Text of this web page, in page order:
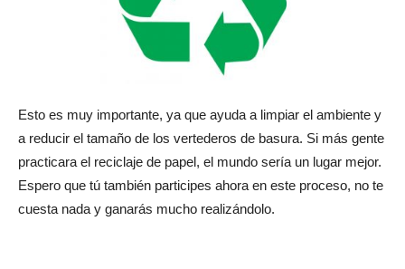
Esto es muy importante, ya que ayuda a limpiar el ambiente y
a reducir el tamaño de los vertederos de basura. Si más gente
practicara el reciclaje de papel, el mundo sería un lugar mejor.
Espero que tú también participes ahora en este proceso, no te
cuesta nada y ganarás mucho realizándolo.